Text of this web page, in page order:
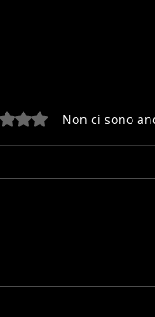
0 stelle su 5.
Non ci sono